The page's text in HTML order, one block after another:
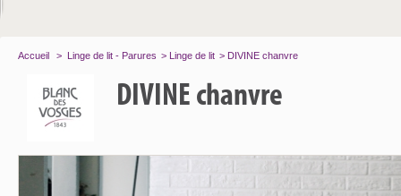
Accueil > Linge de lit - Parures > Linge de lit > DIVINE chanvre
DIVINE chanvre